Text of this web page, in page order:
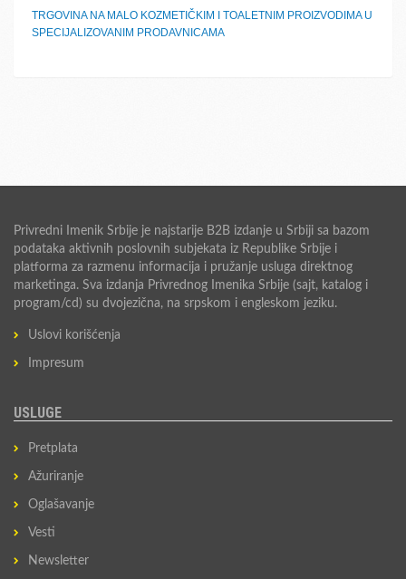
TRGOVINA NA MALO KOZMETIČKIM I TOALETNIM PROIZVODIMA U
SPECIJALIZOVANIM PRODAVNICAMA
Privredni Imenik Srbije je najstarije B2B izdanje u Srbiji sa bazom
podataka aktivnih poslovnih subjekata iz Republike Srbije i
platforma za razmenu informacija i pružanje usluga direktnog
marketinga. Sva izdanja Privrednog Imenika Srbije (sajt, katalog i
program/cd) su dvojezična, na srpskom i engleskom jeziku.
Uslovi korišćenja
Impresum
USLUGE
Pretplata
Ažuriranje
Oglašavanje
Vesti
Newsletter